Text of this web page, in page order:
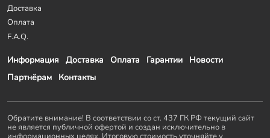
Информация Доставка Оплата Гарантии
Новости
Партнёрам
Контакты
Доставка
Оплата
F.A.Q.
Обратите внимание! В соответствии со ст. 437 ГК РФ текущий сайт
не является публичной офертой и создан исключительно в
информационных целях. Итоговую стоимость уточняйте у